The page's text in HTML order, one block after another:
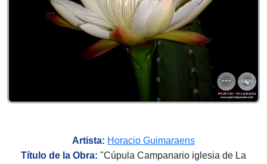
Artista: Horacio Guimaraens
Título de la Obra: "Cúpula Campanario iglesia de La